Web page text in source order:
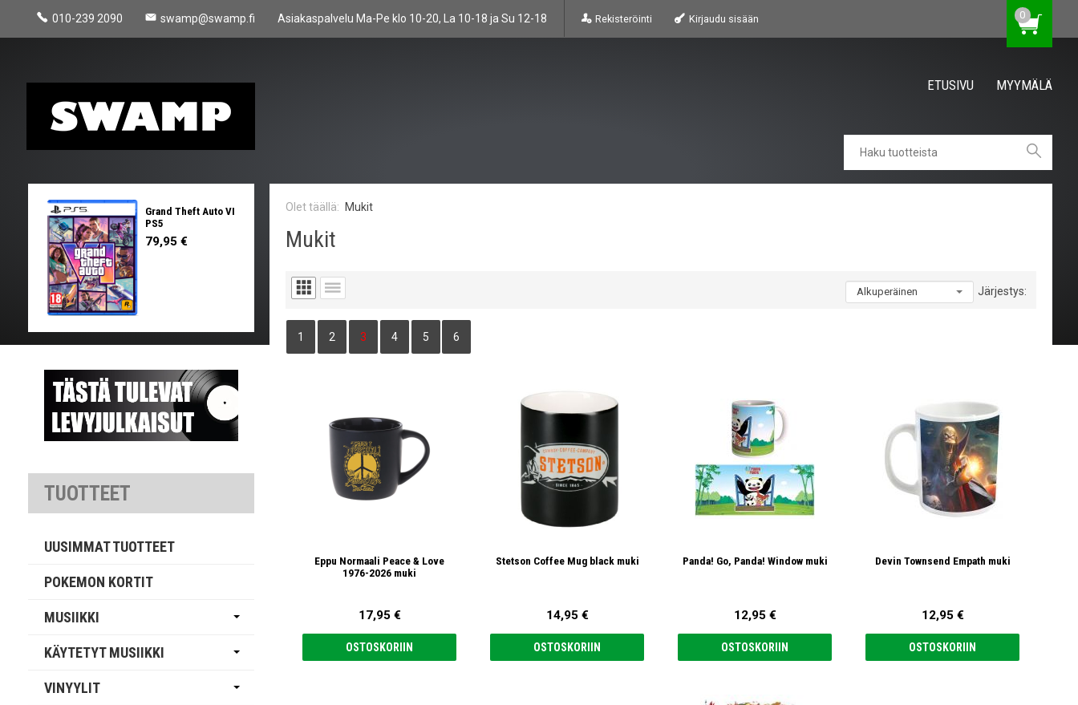
010-239 2090 swamp@swamp.fi Asiakaspalvelu Ma-Pe klo 10-20, La 10-18 ja Su 12-18 Rekisteröinti Kirjaudu sisään 0
ETUSIVU MYYMÄLÄ
Mukit
Mukit
Järjestys:
1 2 3 4 5 6
Eppu Normaali Peace & Love
1976-2026 muki
17,95 €
OSTOSKORIIN
Stetson Coffee Mug black muki
14,95 €
OSTOSKORIIN
Panda! Go, Panda! Window muki
12,95 €
OSTOSKORIIN
Devin Townsend Empath muki
12,95 €
OSTOSKORIIN
Grand Theft Auto VI
PS5
79,95 €
TUOTTEET
UUSIMMAT TUOTTEET
POKEMON KORTIT
MUSIIKKI
KÄYTETYT MUSIIKKI
VINYYLIT